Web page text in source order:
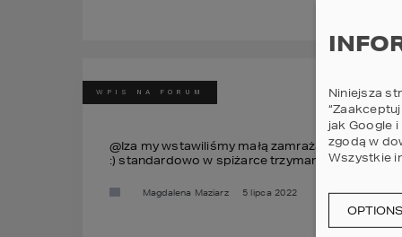
WPIS NA FORUM
@Iza my wstawiliśmy małą zamrażarkę -
:) standardowo w spiżarce trzymamy słoiki,
Magdalena Maziarz 5 lipca 2022
Niniejsza
jak Google
zgodą w
Wszystkie
OPTIONS